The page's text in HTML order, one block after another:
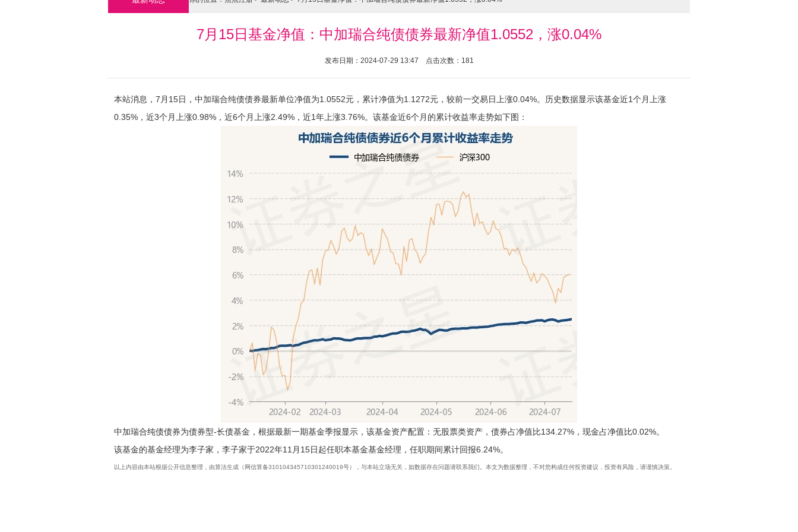
7月15日基金净值：中加瑞合纯债债券最新净值1.0552，涨0.04%
发布日期：2024-07-29 13:47 点击次数：181
本站消息，7月15日，中加瑞合纯债债券最新单位净值为1.0552元，累计净值为1.1272元，较前一交易日上涨0.04%。历史数据显示该基金近1个月上涨
0.35%，近3个月上涨0.98%，近6个月上涨2.49%，近1年上涨3.76%。该基金近6个月的累计收益率走势如下图：
中加瑞合纯债债券为债券型-长债基金，根据最新一期基金季报显示，该基金资产配置：无股票类资产，债券占净值比134.27%，现金占净值比0.02%。
该基金的基金经理为李子家，李子家于2022年11月15日起任职本基金基金经理，任职期间累计回报6.24%。
以上内容由本站根据公开信息整理，由算法生成（网信算备310104345710301240019号），与本站立场无关，如数据存在问题请联系我们。本文为数据整理，不对您构成任何投资建议，投资有风险，请谨慎决策。